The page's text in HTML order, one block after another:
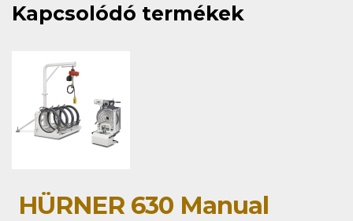
Kapcsolódó termékek
HÜRNER 630 Manual